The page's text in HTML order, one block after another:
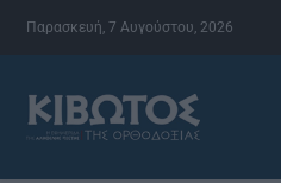
Παρασκευή, 7 Αυγούστου, 2026